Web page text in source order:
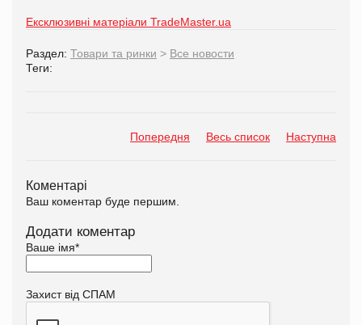
Ексклюзивні матеріали TradeMaster.ua
Раздел: Товари та ринки > Все новости
Теги:
Попередня Весь список Наступна
Коментарі
Ваш коментар буде першим.
Додати коментар
Ваше імя*
Захист від СПАМ